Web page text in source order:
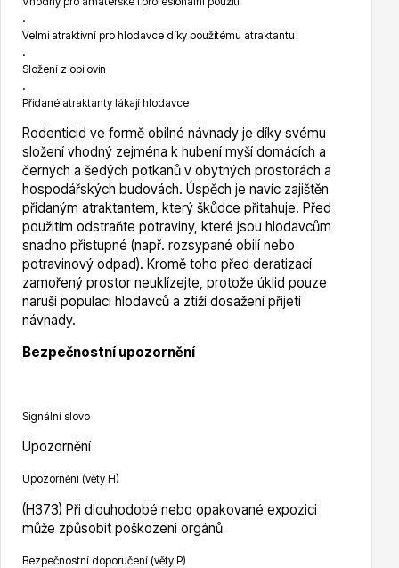
Azalky a rododendrony
Růže KORDES
Drobná ovoce
.
Velmi atraktivní pro hlodavce díky použitému atraktantu
.
Složení z obilovin
.
Přidané atraktanty lákají hlodavce
Rodenticid ve formě obilné návnady je díky svému
složení vhodný zejména k hubení myší domácích a
černých a šedých potkanů v obytných prostorách a
hospodářských budovách. Úspěch je navíc zajištěn
přidaným atraktantem, který škůdce přitahuje. Před
použitím odstraňte potraviny, které jsou hlodavcům
snadno přístupné (např. rozsypané obilí nebo
potravinový odpad). Kromě toho před deratizací
zamořený prostor neuklízejte, protože úklid pouze
naruší populaci hlodavců a ztíží dosažení přijetí
návnady.
Bezpečnostní upozornění
Signální slovo
Upozornění
Upozornění (věty H)
(H373) Při dlouhodobé nebo opakované expozici
může způsobit poškození orgánů
Bezpečnostní doporučení (věty P)